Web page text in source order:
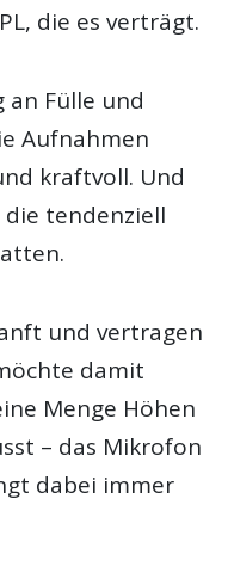
die es verträgt.
Fülle und
Aufnahmen
kraftvoll. Und
tendenziell
und vertragen
damit
Menge Höhen
– das Mikrofon
dabei immer